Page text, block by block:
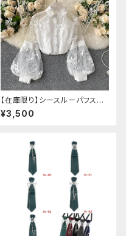
【在庫限り】シースルーパフスリ
ーブ刺繍ブラウス
¥3,500